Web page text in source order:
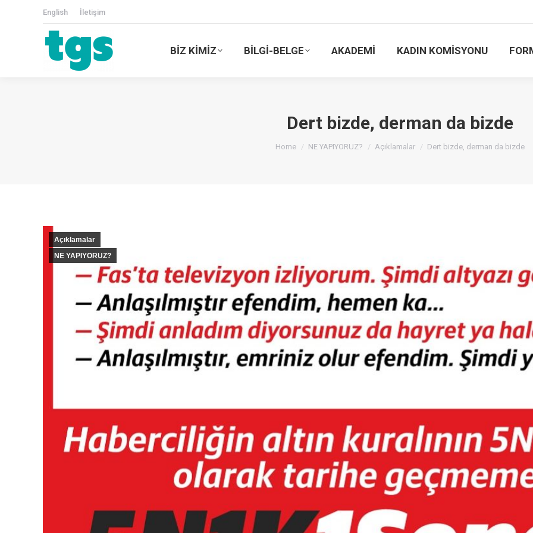
English İletişim
BİZ KİMİZ BİLGİ-BELGE AKADEMİ KADIN KOMİSYONU
Dert bizde, derman da bizde
You are here:
Home NE YAPIYORUZ? Açıklamalar Dert bizde, derman da bizde
Açıklamalar
NE YAPIYORUZ?